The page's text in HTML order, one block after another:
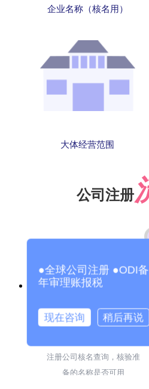
企业名称（核名用）
大体经营范围
公司注册
1.核名查询
注册公司核名查询，核验准
备的名称是否可用
●全球公司注册 ●ODI
年审理账报税
现在咨询 稍后再说